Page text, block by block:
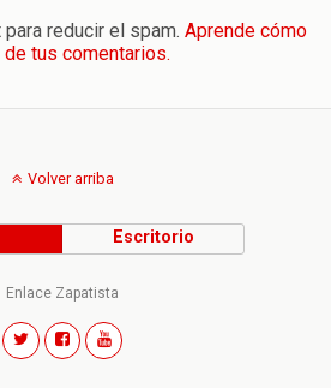
reducir el spam. Aprende cómo
tus comentarios.
Volver arriba
Escritorio
Enlace Zapatista